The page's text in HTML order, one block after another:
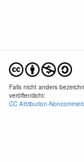
Falls nicht anders
veröffentlicht:
CC Attribution-